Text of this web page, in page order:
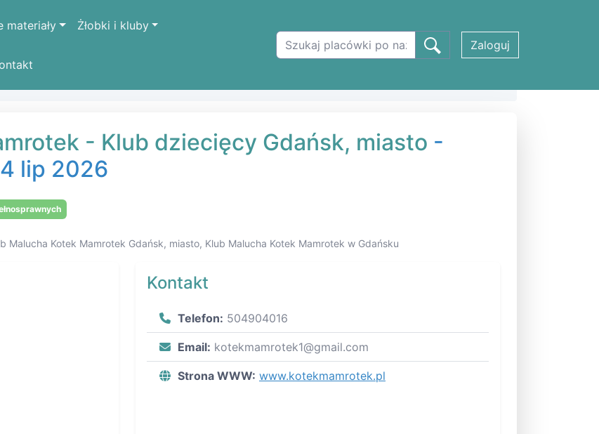
materiały Żłobki i kluby
Zaloguj
- Klub dziecięcy Gdańsk, miasto -
lip 2026
Kotek Mamrotek Gdańsk, miasto, Klub Malucha Kotek Mamrotek w Gdańsku
Kontakt
Telefon: 504904016
Email: kotekmamrotek1@gmail.com
Strona WWW: www.kotekmamrotek.pl